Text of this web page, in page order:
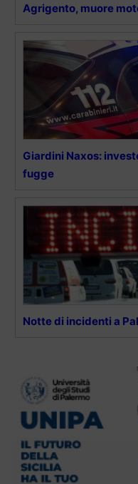
Agrigento, muore
Giardini Naxos:
fugge
Notte di incidenti a